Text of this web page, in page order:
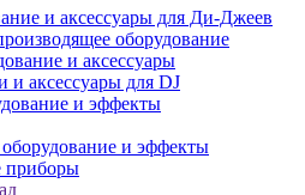
и аксессуары для Ди-Джеев
оборудование
и аксессуары
аксессуары для DJ
и эффекты
и эффекты
приборы